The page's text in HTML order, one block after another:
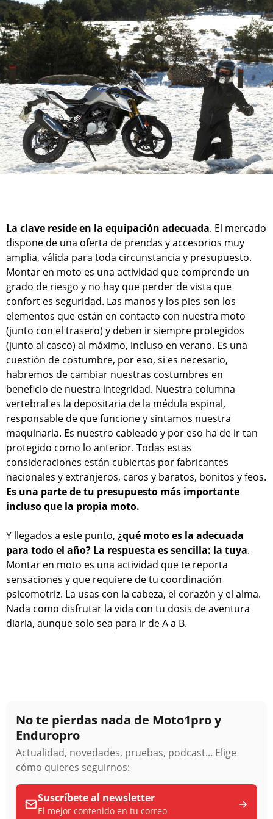
La clave reside en la equipación adecuada. El mercado
dispone de una oferta de prendas y accesorios muy
amplia, válida para toda circunstancia y presupuesto.
Montar en moto es una actividad que comprende un
grado de riesgo y no hay que perder de vista que
confort es seguridad. Las manos y los pies son los
elementos que están en contacto con nuestra moto
(junto con el trasero) y deben ir siempre protegidos
(junto al casco) al máximo, incluso en verano. Es una
cuestión de costumbre, por eso, si es necesario,
habremos de cambiar nuestras costumbres en
beneficio de nuestra integridad. Nuestra columna
vertebral es la depositaria de la médula espinal,
responsable de que funcione y sintamos nuestra
maquinaria. Es nuestro cableado y por eso ha de ir tan
protegido como lo anterior. Todas estas
consideraciones están cubiertas por fabricantes
nacionales y extranjeros, caros y baratos, bonitos y feos.
Es una parte de tu presupuesto más importante
incluso que la propia moto.
Y llegados a este punto, ¿qué moto es la adecuada
para todo el año? La respuesta es sencilla: la tuya.
Montar en moto es una actividad que te reporta
sensaciones y que requiere de tu coordinación
psicomotriz. La usas con la cabeza, el corazón y el alma.
Nada como disfrutar la vida con tu dosis de aventura
diaria, aunque solo sea para ir de A a B.
No te pierdas nada de Moto1pro y
Enduropro
Actualidad, novedades, pruebas, podcast... Elige
cómo quieres seguirnos:
Suscríbete al newsletter
El mejor contenido en tu correo